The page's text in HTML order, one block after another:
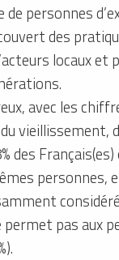
de personnes
des
locaux
avec les
vieillissement,
des
personnes,
pas aux